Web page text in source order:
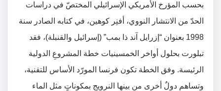
بحسب المؤرخ الأمريكي الإسرائيلي المختصّ في دراسات
الحدّ من الانتشار النووي، أفنِر كوهين، في كتابه الصادر سنة
1998 بعنوان “إزرايل آند ذا بمب” (إسرائيل والقنبلة)، فقد
تبلورت بحلول أواخر الخمسينيات خطة المشروعِ الدولية
الرئيسة. وفق الخطة تكون فرنسا المورّد الأساس للتقنية،
وتساهم دولٌ أخرى من بينها النرويج بمكوناتٍ مثل الماء